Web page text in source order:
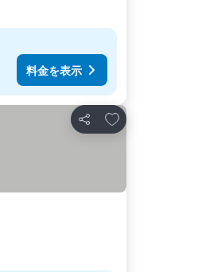
料金を表示
シェア
お気に入りに追加